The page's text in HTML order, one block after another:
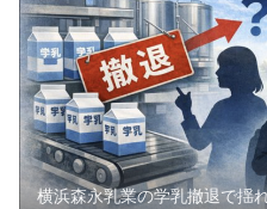
横浜森永乳業の学乳撤退で揺